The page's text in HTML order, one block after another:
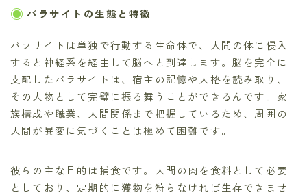
パラサイトの生態と特徴
パラサイトは単独で行動する生命体で、人間の体に侵入
すると神経系を経由して脳へと到達します。脳を完全に
支配したパラサイトは、宿主の記憶や人格を読み取り、
その人物として完璧に振る舞うことができるんです。家
族構成や職業、人間関係まで把握しているため、周囲の
人間が異変に気づくことは極めて困難です。
彼らの主な目的は捕食です。人間の肉を食料として必要
としており、定期的に獲物を狩らなければ生存できませ